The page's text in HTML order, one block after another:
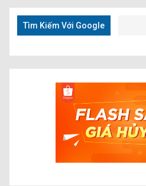
Nhanh
Tìm Kiếm Với Google